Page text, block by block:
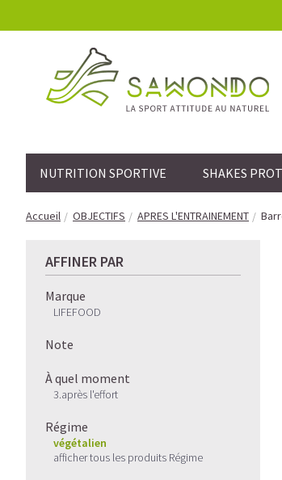
NUTRITION SPORTIVE SHAKES
Accueil OBJECTIFS APRES L'ENTRAINEMENT
AFFINER PAR
Marque
LIFEFOOD
Note
À quel moment
3.après l'effort
Régime
végétalien
afficher tous les produits Régime